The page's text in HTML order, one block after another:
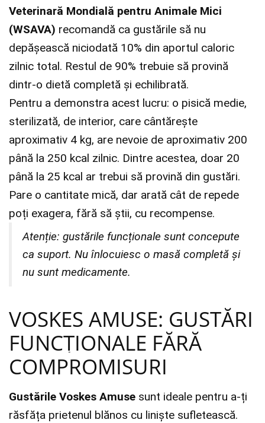
Veterinară Mondială pentru Animale Mici
(WSAVA) recomandă ca gustările să nu
depășească niciodată 10% din aportul caloric
zilnic total. Restul de 90% trebuie să provină
dintr-o dietă completă și echilibrată.
Pentru a demonstra acest lucru: o pisică medie,
sterilizată, de interior, care cântărește
aproximativ 4 kg, are nevoie de aproximativ 200
până la 250 kcal zilnic. Dintre acestea, doar 20
până la 25 kcal ar trebui să provină din gustări.
Pare o cantitate mică, dar arată cât de repede
poți exagera, fără să știi, cu recompense.
Atenție: gustările funcționale sunt concepute
ca suport. Nu înlocuiesc o masă completă și
nu sunt medicamente.
VOSKES AMUSE: GUSTĂRI
FUNCȚIONALE FĂRĂ
COMPROMISURI
Gustările Voskes Amuse sunt ideale pentru a-ți
răsfăța prietenul blănos cu liniște sufletească.